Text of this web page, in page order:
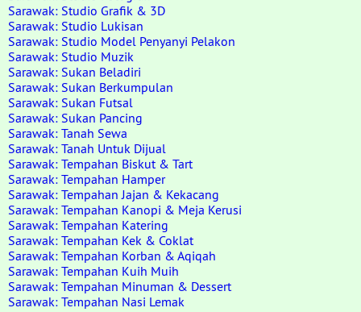
Sarawak: Studio Grafik & 3D
Sarawak: Studio Lukisan
Sarawak: Studio Model Penyanyi Pelakon
Sarawak: Studio Muzik
Sarawak: Sukan Beladiri
Sarawak: Sukan Berkumpulan
Sarawak: Sukan Futsal
Sarawak: Sukan Pancing
Sarawak: Tanah Sewa
Sarawak: Tanah Untuk Dijual
Sarawak: Tempahan Biskut & Tart
Sarawak: Tempahan Hamper
Sarawak: Tempahan Jajan & Kekacang
Sarawak: Tempahan Kanopi & Meja Kerusi
Sarawak: Tempahan Katering
Sarawak: Tempahan Kek & Coklat
Sarawak: Tempahan Korban & Aqiqah
Sarawak: Tempahan Kuih Muih
Sarawak: Tempahan Minuman & Dessert
Sarawak: Tempahan Nasi Lemak